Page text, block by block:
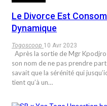
Le Divorce Est
Dynamique
Togoscoop 10 Avr 2023
Après la sortie de Mgr
son nom de ne pas prendre
savait que la sérénité qui
tient qu’à un…